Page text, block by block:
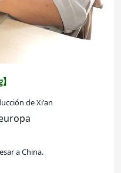
de Xi'an
a China.